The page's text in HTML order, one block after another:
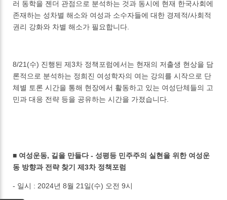
러 동학을 젠더 관점으로 분석하는 것과 동시에 현재 한국사회에
존재하는 성차별 해소와 여성과 소수자들에 대한 경제적/사회적
권리 강화와 차별 해소가 필요합니다.
8/21(수) 진행된 제3차 정책포럼에서는 현재의 저출생 현상을 담
론적으로 분석하는 정희진 여성학자의 여는 강의를 시작으로 단
체별 토론 시간을 통해 현장에서 활동하고 있는 여성단체들의 고
민과 대응 전략 등을 공유하는 시간을 가졌습니다.
■ 여성운동, 길을 만들다 - 성평등 민주주의 실현을 위한 여성운
동 방향과 전략 찾기 제3차 정책포럼
- 일시 : 2024년 8월 21일(수) 오전 9시